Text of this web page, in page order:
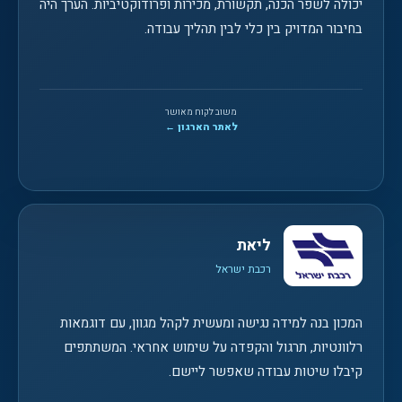
יכולה לשפר הכנה, תקשורת, מכירות ופרודוקטיביות. הערך היה
בחיבור המדויק בין כלי לבין תהליך עבודה.
משוב לקוח מאושר
לאתר הארגון ←
ליאת
רכבת ישראל
המכון בנה למידה נגישה ומעשית לקהל מגוון, עם דוגמאות
רלוונטיות, תרגול והקפדה על שימוש אחראי. המשתתפים
קיבלו שיטות עבודה שאפשר ליישם.